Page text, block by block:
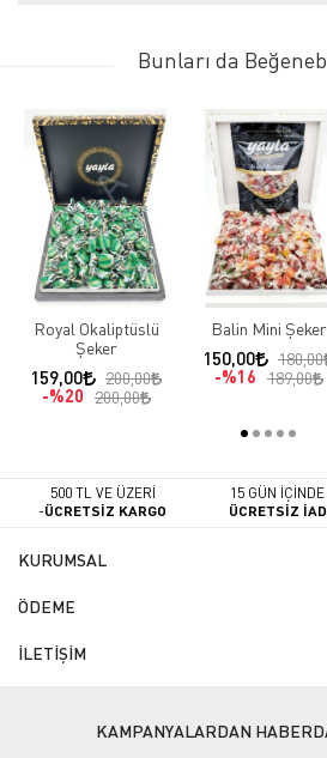
Bunları da
Royal Okaliptüslü
Şeker
159,00
200,00
%20 200,00
Balin Mini Şeker
150,00
180,00
%16 189,00
500 TL VE ÜZERİ
-ÜCRETSİZ KARGO
15 GÜN
ÜCRETSİZ
KURUMSAL
ÖDEME
İLETİŞİM
KAMPANYALARDAN